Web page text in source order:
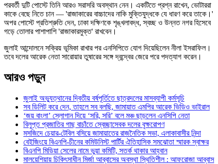
পরবর্তী দুটি পোস্টে তিনি আরও সরাসরি অবস্থান নেন। একটিতে প্রশ্ন রাখেন, ভোটাররা
কাকে বেছে নিতে চান — 'রাজাকারের বাচ্চাদের নাকি মুক্তিযুদ্ধকে যে ধারণ করে তাকে।'
অপর পোস্টে প্রতিশ্রুতি দেন, ঢাকা দক্ষিণকে শৃঙ্খলাবদ্ধ, স্বচ্ছ ও উন্নত নগর হিসেবে
গড়ে তোলার পাশাপাশি 'রাজাকারমুক্ত' রাখবেন।
জুলাই আন্দোলনে সক্রিয় ভূমিকা রাখার পর এনসিপিতে যোগ দিয়েছিলেন নীলা ইসরাফিল।
তবে দলের আরেক নেতা সারোয়ার তুষারের সঙ্গে দ্বন্দ্বের জেরে পরে পদত্যাগ করেন।
আরও পড়ুন
জুলাই অভ্যুত্থানের দ্বিতীয় বর্ষপূর্তিতে ছাত্রদলের মাসব্যাপী কর্মসূচি
সব ডিলিট করে দেন, তাহলে সব বলছি, জামায়াত এমপির আরেক ভিডিও ভাইরাল
‘জয় বাংলা’ স্লোগান দিয়ে ‘সরি, সরি’ বলে মঞ্চ ছাড়লেন এনসিপি নেতা
বিলুপ্ত প্রজাতির গাছ বাচাঁতে স্বেচ্ছাসেবক দলের বৃক্ষরোপণ
মসজিদে চেয়ার-টেবিল বসিয়ে জামায়াতের রাজনৈতিক সভা, এলাকাবাসীর নিন্দা
বেইজিংয়ে বিএনপি-চীনের কমিউনিস্ট পার্টির ঐতিহাসিক সমঝোতা স্মারক স্বাক্ষর
বিএনপি মিডিয়া সেলের নামে ভুয়া কমিটি, সতর্ক থাকার আহ্বান
মালয়েশিয়ায় চিকিৎসাধীন মির্জা আব্বাসের অবস্থা স্থিতিশীল : আফরোজা আব্বাস